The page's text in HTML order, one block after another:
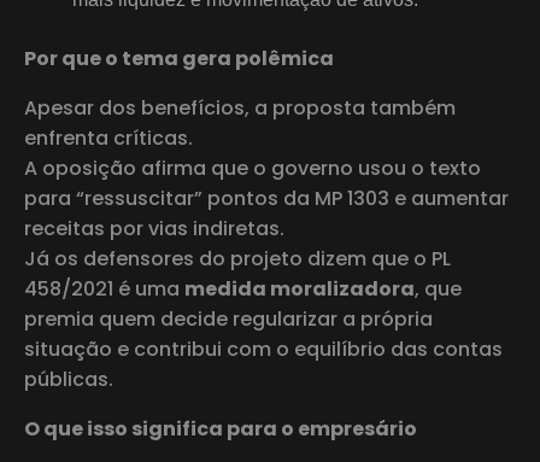
Por que o tema gera polêmica
Apesar dos benefícios, a proposta também
enfrenta críticas.
A oposição afirma que o governo usou o texto
para “ressuscitar” pontos da MP 1303 e aumentar
receitas por vias indiretas.
Já os defensores do projeto dizem que o PL
458/2021 é uma medida moralizadora, que
premia quem decide regularizar a própria
situação e contribui com o equilíbrio das contas
públicas.
O que isso significa para o empresário